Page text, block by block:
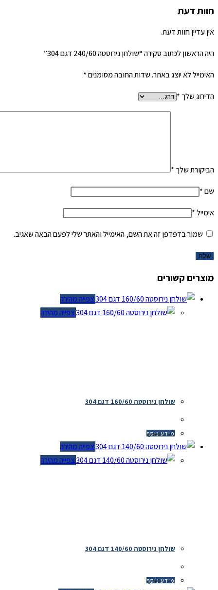
חוות דעת
אין עדיין חוות דעת.
היה הראשון לכתוב סקירה “שולחן נירוסטה 240/60 דגם 304”
האימייל לא יוצג באתר.שדות החובה מסומנים*
הדירוג שלך*
הביקורת שלך*
שם*
אימייל*
שמור בדפדפן זה את השם, האימייל והאתר שלי לפעם הבאה שאגיב.
מוצרים קשורים
צפייה מהירה
צפייה מהירה
שולחן נירוסטה 160/60 דגם 304
מידע נוסף
צפייה מהירה
צפייה מהירה
שולחן נירוסטה 140/60 דגם 304
מידע נוסף